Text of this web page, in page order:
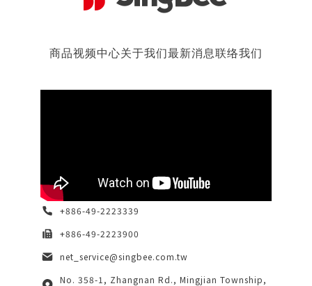
商品视频中心关于我们最新消息联络我们
+886-49-2223339
+886-49-2223900
net_service@singbee.com.tw
No. 358-1, Zhangnan Rd., Mingjian Township,